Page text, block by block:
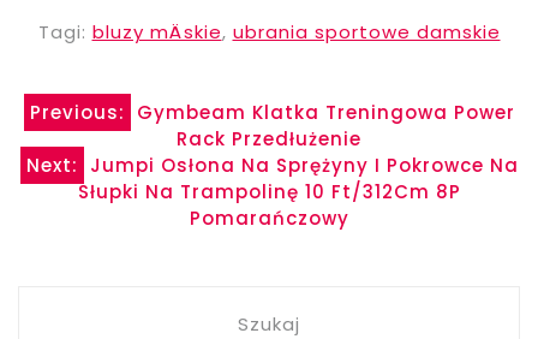
Tagi: bluzy mÄskie, ubrania sportowe damskie
Nawigacja
wpisu
Previous:
Gymbeam Klatka Treningowa Power
Rack Przedłużenie
Next:
Jumpi Osłona Na Sprężyny I Pokrowce Na
Słupki Na Trampolinę 10 Ft/312Cm 8P
Pomarańczowy
Szukaj